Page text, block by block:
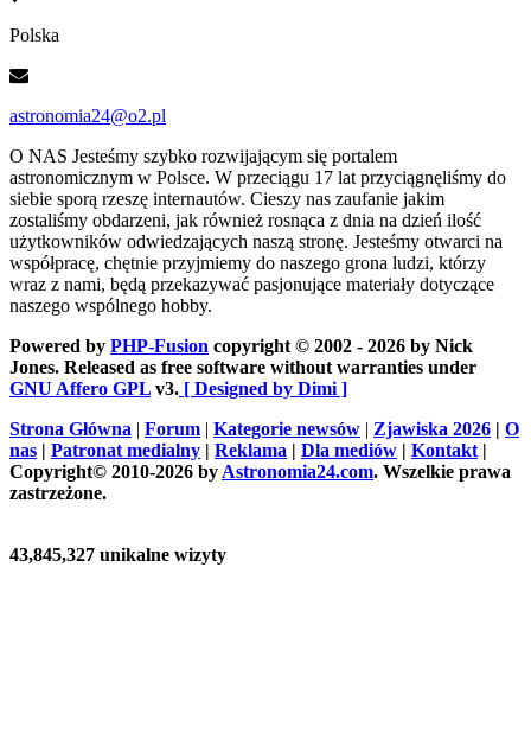
Polska
astronomia24@o2.pl
O NAS Jesteśmy szybko rozwijającym się portalem
astronomicznym w Polsce. W przeciągu 17 lat przyciągnęliśmy do
siebie sporą rzeszę internautów. Cieszy nas zaufanie jakim
zostaliśmy obdarzeni, jak również rosnąca z dnia na dzień ilość
użytkowników odwiedzających naszą stronę. Jesteśmy otwarci na
współpracę, chętnie przyjmiemy do naszego grona ludzi, którzy
wraz z nami, będą przekazywać pasjonujące materiały dotyczące
naszego wspólnego hobby.
Powered by PHP-Fusion copyright © 2002 - 2026 by Nick
Jones. Released as free software without warranties under
GNU Affero GPL v3. [ Designed by Dimi ]
Strona Główna | Forum | Kategorie newsów | Zjawiska 2026 | O
nas | Patronat medialny | Reklama | Dla mediów | Kontakt |
Copyright© 2010-2026 by Astronomia24.com. Wszelkie prawa
zastrzeżone.
43,845,327 unikalne wizyty